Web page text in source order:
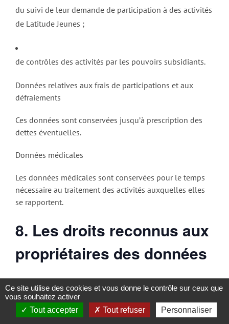
du suivi de leur demande de participation à des activités
de Latitude Jeunes ;
de contrôles des activités par les pouvoirs subsidiants.
Données relatives aux frais de participations et aux
défraiements
Ces données sont conservées jusqu’à prescription des
dettes éventuelles.
Données médicales
Les données médicales sont conservées pour le temps
nécessaire au traitement des activités auxquelles elles
se rapportent.
8. Les droits reconnus aux
propriétaires des données
d’obtenir confirmation que vos données sont traitées par
Latitude Jeunes ASBL et le droit d’y accéder.
Ce site utilise des cookies et vous donne le contrôle sur ceux que
vous souhaitez activer
Tout accepter
Tout refuser Personnaliser